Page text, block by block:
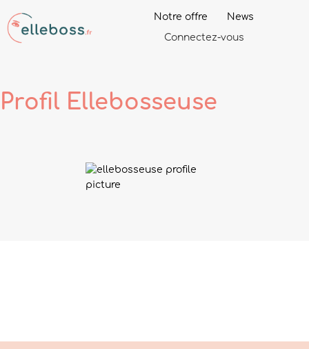
Notre offre
News
Connectez-vous
Profil Ellebosseuse